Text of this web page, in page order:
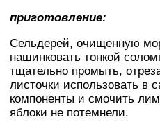
приготовление:
Сельдерей, очищенную
нашинковать тонкой
тщательно промыть,
листочки использовать в
компоненты и смочить
яблоки не потемнели.